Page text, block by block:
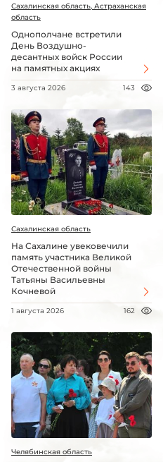
Сахалинская область, Астраханская
область
Однополчане встретили
День Воздушно-
десантных войск России
на памятных акциях
3 августа 2026 143
Сахалинская область
На Сахалине увековечили
память участника Великой
Отечественной войны
Татьяны Васильевны
Кочневой
1 августа 2026 162
Челябинская область